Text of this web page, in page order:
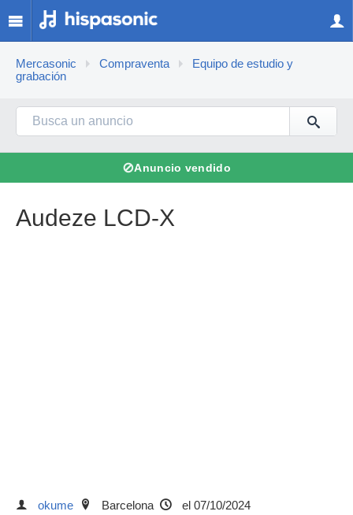
Mercasonic Compraventa
Equipo de estudio y
grabación
⊘Anuncio vendido
Audeze LCD-X
okume Barcelona el 07/10/2024